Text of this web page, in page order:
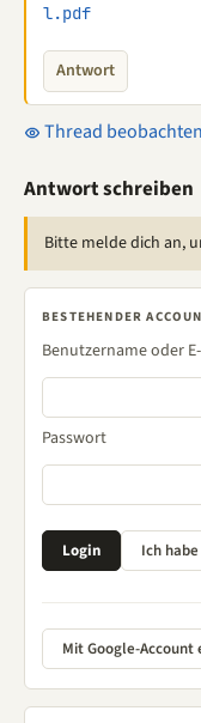
l.pdf
Antwort
Thread beobachten
Antwort schreiben
Bitte melde dich an,
BESTEHENDER
Benutzername oder
Passwort
Mit Google-Account